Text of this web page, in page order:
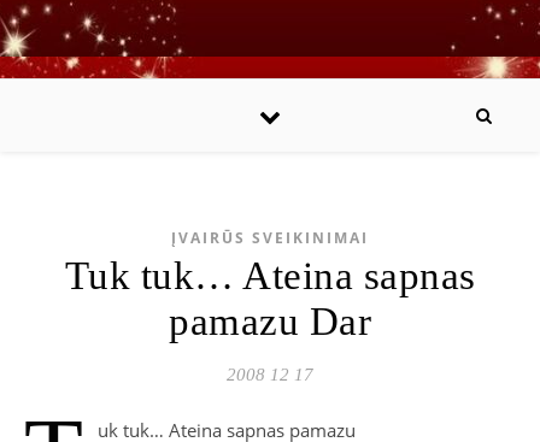
ĮVAIRŪS SVEIKINIMAI
Tuk tuk… Ateina sapnas
pamazu Dar
2008 12 17
uk tuk… Ateina sapnas pamazu